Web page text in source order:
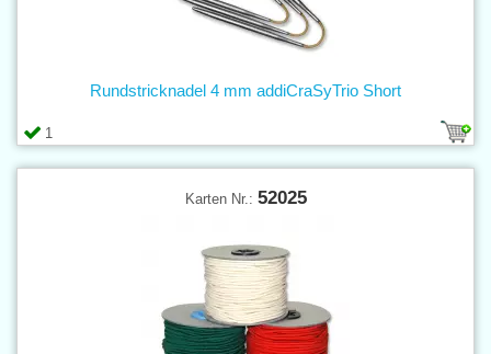
1
Rundstricknadel 4 mm addiCraSyTrio Short
Karten Nr.: 52025